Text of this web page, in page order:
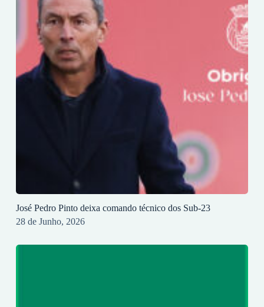
José Pedro Pinto deixa comando técnico dos Sub-23
28 de Junho, 2026